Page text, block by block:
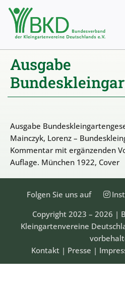
Zum
Inhalt
springen
Ausgabe
Ausgabe
Mainczyk, Lorenz –
Kommentar mit ergänzenden
Auflage. München 1922, Cover
Folgen Sie uns auf
Copyright 2023 – 2026 |
Kleingartenvereine
Kontakt | Presse |